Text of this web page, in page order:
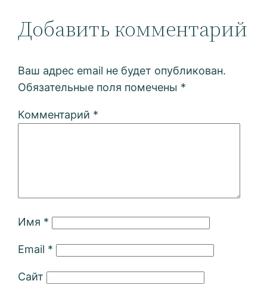
Добавить комментарий
Ваш адрес email не будет опубликован.
Обязательные поля помечены *
Комментарий *
Имя *
Email *
Сайт